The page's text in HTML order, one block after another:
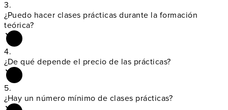
3.
¿Puedo hacer clases prácticas durante la formación
teórica?
4.
¿De qué depende el precio de las prácticas?
5.
¿Hay un número mínimo de clases prácticas?